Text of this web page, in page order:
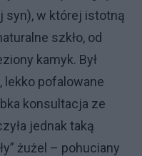
syn), w której istotną
szkło, od
kamyk. Był
lekko pofalowane
konsultacja ze
jednak taką
żużel – pohuciany